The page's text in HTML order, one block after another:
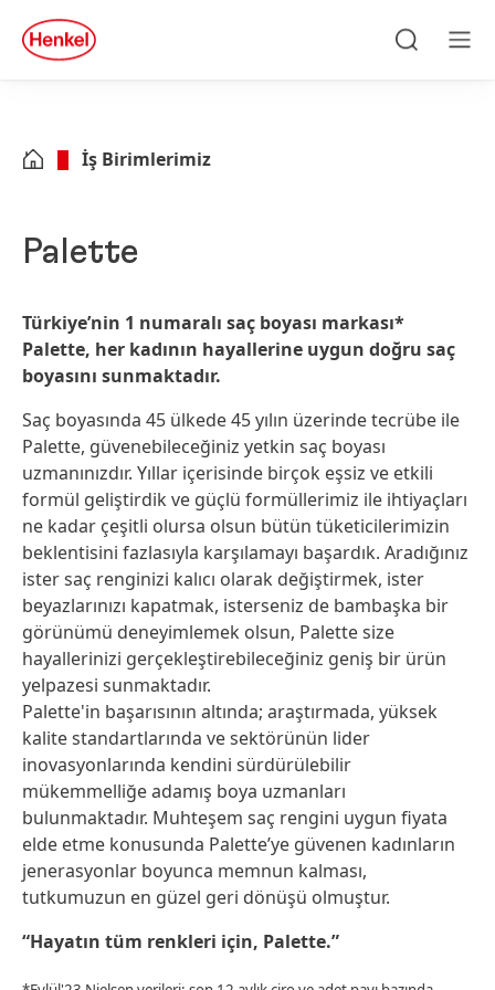
Skip to footer
quick
search
İş Birimlerimiz
Palette
Türkiye’nin 1 numaralı saç boyası markası*
Palette, her kadının hayallerine uygun doğru saç
boyasını sunmaktadır.
Saç boyasında 45 ülkede 45 yılın üzerinde tecrübe ile
Palette, güvenebileceğiniz yetkin saç boyası
uzmanınızdır. Yıllar içerisinde birçok eşsiz ve etkili
formül geliştirdik ve güçlü formüllerimiz ile ihtiyaçları
ne kadar çeşitli olursa olsun bütün tüketicilerimizin
beklentisini fazlasıyla karşılamayı başardık. Aradığınız
ister saç renginizi kalıcı olarak değiştirmek, ister
beyazlarınızı kapatmak, isterseniz de bambaşka bir
görünümü deneyimlemek olsun, Palette size
hayallerinizi gerçekleştirebileceğiniz geniş bir ürün
yelpazesi sunmaktadır.
Palette'in başarısının altında; araştırmada, yüksek
kalite standartlarında ve sektörünün lider
inovasyonlarında kendini sürdürülebilir
mükemmelliğe adamış boya uzmanları
bulunmaktadır. Muhteşem saç rengini uygun fiyata
elde etme konusunda Palette’ye güvenen kadınların
jenerasyonlar boyunca memnun kalması,
tutkumuzun en güzel geri dönüşü olmuştur.
“Hayatın tüm renkleri için, Palette.”